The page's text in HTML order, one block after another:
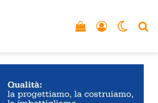
Accedi
Vedi il carrello